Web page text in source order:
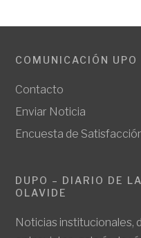
COMUNICACIÓN UPO
Contacto
Enviar Noticia
Encuesta de
DUPO – DIARIO DE
OLAVIDE
Noticias institucionales,